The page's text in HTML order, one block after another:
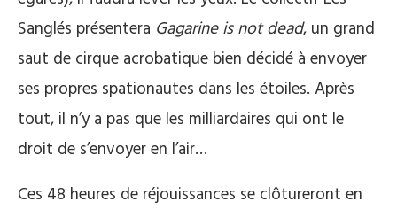
Sanglés présentera Gagarine is not dead, un grand
saut de cirque acrobatique bien décidé à envoyer
ses propres spationautes dans les étoiles. Après
tout, il n’y a pas que les milliardaires qui ont le
droit de s’envoyer en l’air…
Ces 48 heures de réjouissances se clôtureront en